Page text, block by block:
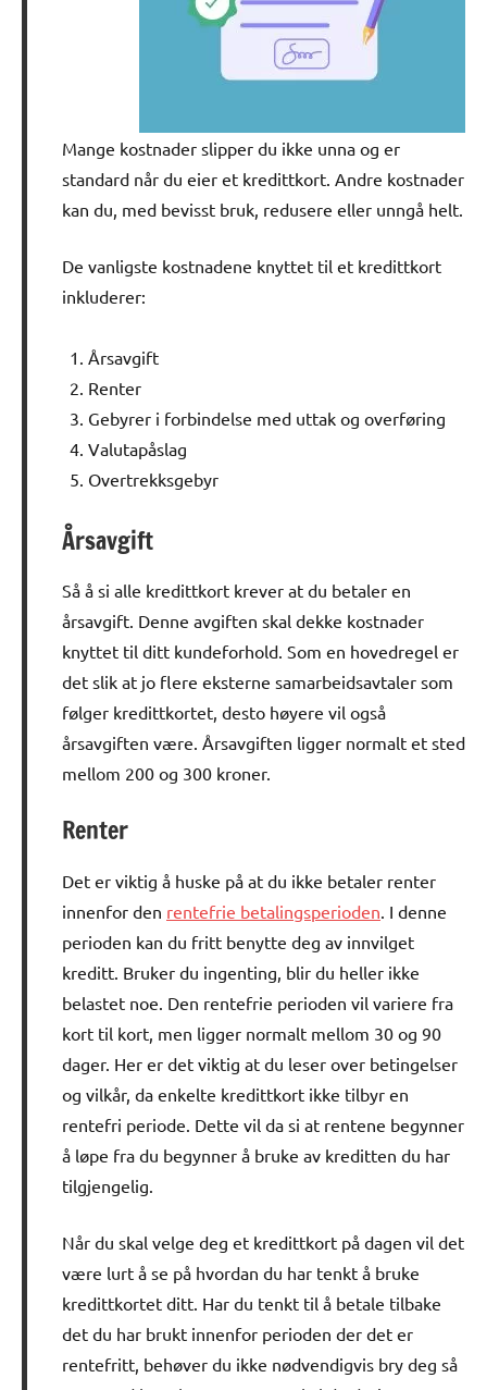
Mange kostnader slipper du ikke unna og er
standard når du eier et kredittkort. Andre kostnader
kan du, med bevisst bruk, redusere eller unngå helt.
De vanligste kostnadene knyttet til et kredittkort
inkluderer:
Årsavgift
Renter
Gebyrer i forbindelse med uttak og overføring
Valutapåslag
Overtrekksgebyr
Årsavgift
Så å si alle kredittkort krever at du betaler en
årsavgift. Denne avgiften skal dekke kostnader
knyttet til ditt kundeforhold. Som en hovedregel er
det slik at jo flere eksterne samarbeidsavtaler som
følger kredittkortet, desto høyere vil også
årsavgiften være. Årsavgiften ligger normalt et sted
mellom 200 og 300 kroner.
Renter
Det er viktig å huske på at du ikke betaler renter
innenfor den rentefrie betalingsperioden . I denne
perioden kan du fritt benytte deg av innvilget
kreditt. Bruker du ingenting, blir du heller ikke
belastet noe. Den rentefrie perioden vil variere fra
kort til kort, men ligger normalt mellom 30 og 90
dager. Her er det viktig at du leser over betingelser
og vilkår, da enkelte kredittkort ikke tilbyr en
rentefri periode. Dette vil da si at rentene begynner
å løpe fra du begynner å bruke av kreditten du har
tilgjengelig.
Når du skal velge deg et kredittkort på dagen vil det
være lurt å se på hvordan du har tenkt å bruke
kredittkortet ditt. Har du tenkt til å betale tilbake
det du har brukt innenfor perioden der det er
rentefritt, behøver du ikke nødvendigvis bry deg så